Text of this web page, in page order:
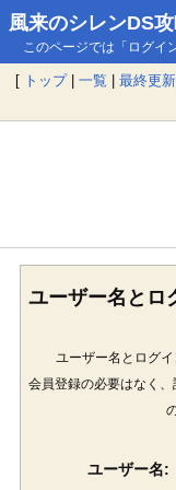
風来のシレンDS
このページでは「ログイ
[ トップ| 一覧 | 最終更新
ユーザー名とロ
ユーザー名とログ
会員登録の必要はなく
ユーザー名: